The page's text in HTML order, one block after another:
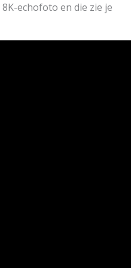
echofoto en die zie je